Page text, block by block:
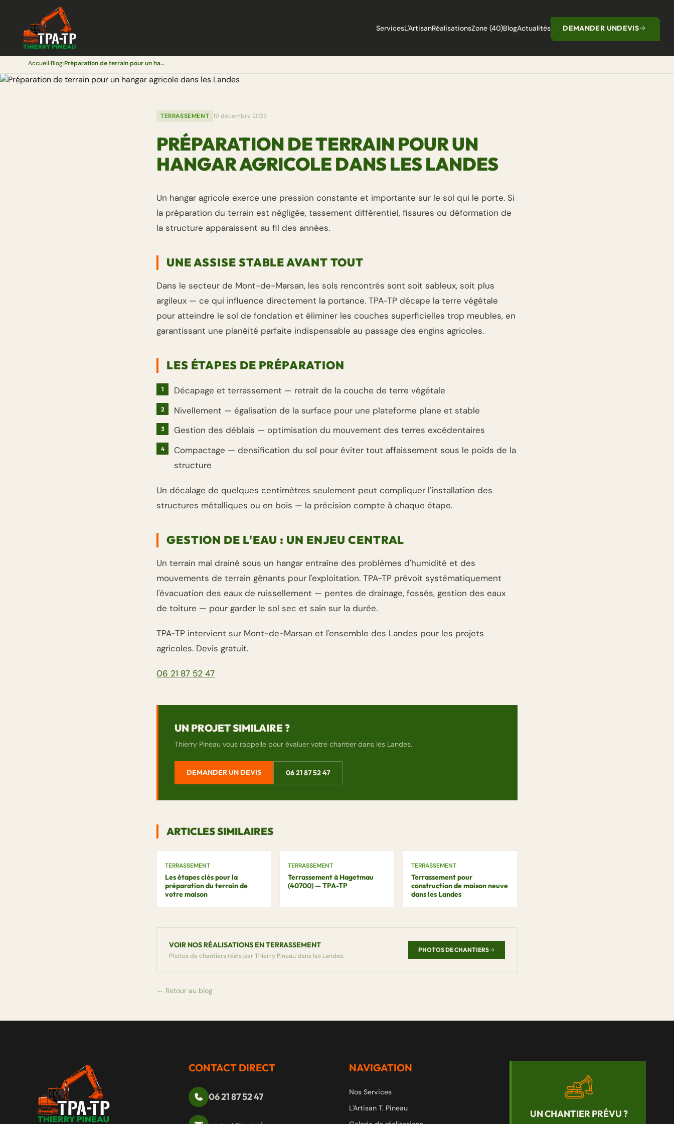
ServicesL'ArtisanRéalisationsZone (40)BlogActualités DEMANDER UNDEVIS
Accueil›Blog› Préparation de terrain pour un hangar agricole dans les Landes
TERRASSEMENT 19 décembre 2025
PRÉPARATION DE TERRAIN POUR UN
HANGAR AGRICOLE DANS LES LANDES
Un hangar agricole exerce une pression constante et importante sur le sol qui le porte. Si
la préparation du terrain est négligée, tassement différentiel, fissures ou déformation de
la structure apparaissent au fil des années.
UNE ASSISE STABLE AVANT TOUT
Dans le secteur de Mont-de-Marsan, les sols rencontrés sont soit sableux, soit plus
argileux — ce qui influence directement la portance. TPA-TP décape la terre végétale
pour atteindre le sol de fondation et éliminer les couches superficielles trop meubles, en
garantissant une planéité parfaite indispensable au passage des engins agricoles.
LES ÉTAPES DE PRÉPARATION
Décapage et terrassement — retrait de la couche de terre végétale
Nivellement — égalisation de la surface pour une plateforme plane et stable
Gestion des déblais — optimisation du mouvement des terres excédentaires
Compactage — densification du sol pour éviter tout affaissement sous le poids de la
structure
Un décalage de quelques centimètres seulement peut compliquer l'installation des
structures métalliques ou en bois — la précision compte à chaque étape.
GESTION DE L'EAU : UN ENJEU CENTRAL
Un terrain mal drainé sous un hangar entraîne des problèmes d'humidité et des
mouvements de terrain gênants pour l'exploitation. TPA-TP prévoit systématiquement
l'évacuation des eaux de ruissellement — pentes de drainage, fossés, gestion des eaux
de toiture — pour garder le sol sec et sain sur la durée.
TPA-TP intervient sur Mont-de-Marsan et l'ensemble des Landes pour les projets
agricoles. Devis gratuit.
06 21 87 52 47
UN PROJET SIMILAIRE ?
Thierry Pineau vous rappelle pour évaluer votre chantier dans les Landes.
DEMANDER UN DEVIS 06 21 87 52 47
ARTICLES SIMILAIRES
TERRASSEMENT
Les étapes clés pour la
préparation du terrain de
votre maison
TERRASSEMENT
Terrassement à Hagetmau
(40700) — TPA-TP
TERRASSEMENT
Terrassement pour
construction de maison neuve
dans les Landes
VOIR NOS RÉALISATIONS EN TERRASSEMENT
Photos de chantiers réels par Thierry Pineau dans les Landes.
PHOTOS DE CHANTIERS
← Retour au blog
CONTACT DIRECT
06 21 87 52 47
NAVIGATION
Nos Services
L'Artisan T. Pineau
UN CHANTIER PRÉVU ?